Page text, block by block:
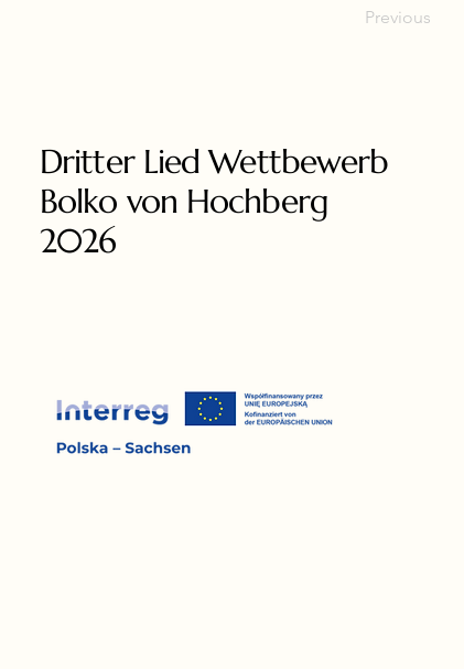
Previous
Dritter Lied Wettbewerb
Bolko von Hochberg
2026